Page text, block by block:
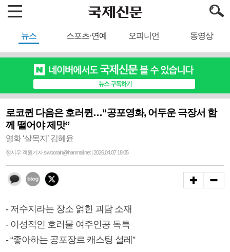
뉴스 스포츠·연예 오피니언 동영상
로코퀸 다음은 호러퀸…“공포영화, 어두운 극장서 함
께 떨어야 제맛”
영화 ‘살목지’ 김혜윤
정시우 객원기자 siwoorain@hanmail.net | 2026.04.07 18:05
- 저수지라는 장소 얽힌 괴담 소재
- 이성적인 호러물 여주인공 독특
- “좋아하는 공포장르 캐스팅 설레”